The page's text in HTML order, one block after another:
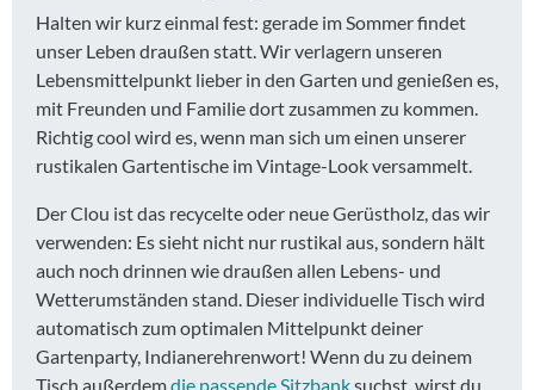
Halten wir kurz einmal fest: gerade im Sommer findet
unser Leben draußen statt. Wir verlagern unseren
Lebensmittelpunkt lieber in den Garten und genießen es,
mit Freunden und Familie dort zusammen zu kommen.
Richtig cool wird es, wenn man sich um einen unserer
rustikalen Gartentische im Vintage-Look versammelt.
Der Clou ist das recycelte oder neue Gerüstholz, das wir
verwenden: Es sieht nicht nur rustikal aus, sondern hält
auch noch drinnen wie draußen allen Lebens- und
Wetterumständen stand. Dieser individuelle Tisch wird
automatisch zum optimalen Mittelpunkt deiner
Gartenparty, Indianerehrenwort! Wenn du zu deinem
Tisch außerdemdie passende Sitzbanksuchst, wirst du